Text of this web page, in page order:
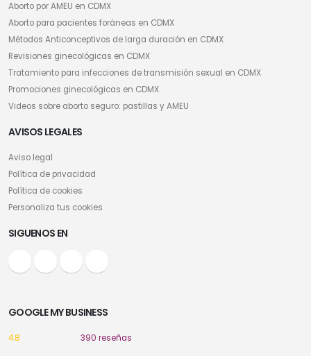
Aborto por AMEU en CDMX
Aborto para pacientes foráneas en CDMX
Métodos Anticonceptivos de larga duración en CDMX
Revisiones ginecológicas en CDMX
Tratamiento para infecciones de transmisión sexual en CDMX
Promociones ginecológicas en CDMX
Videos sobre aborto seguro: pastillas y AMEU
AVISOS LEGALES
Aviso legal
Política de privacidad
Política de cookies
Personaliza tus cookies
SIGUENOS EN
GOOGLE MY BUSINESS
4.8 390 reseñas